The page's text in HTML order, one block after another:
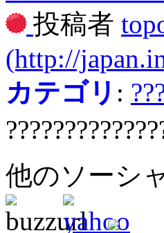
投稿者
(http://
カテゴリ :
他のソーシ